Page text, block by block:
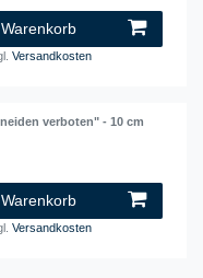
Versandkosten
verboten" - 10 cm
Versandkosten